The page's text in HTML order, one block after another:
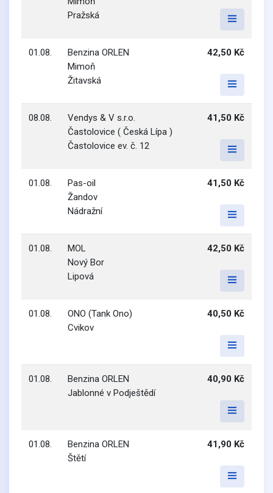
Pražská
01.08.
Benzina ORLEN
Mimoň
Žitavská
42,50 Kč
08.08.
Vendys & V s.r.o.
Častolovice ( Česká Lípa )
Častolovice ev. č. 12
41,50 Kč
01.08.
Pas-oil
Žandov
Nádražní
41,50 Kč
01.08.
MOL
Nový Bor
Lipová
42,50 Kč
01.08.
ONO (Tank Ono)
Cvikov
40,50 Kč
01.08.
Benzina ORLEN
Jablonné v Podještědí
40,90 Kč
01.08.
Benzina ORLEN
Štětí
41,90 Kč